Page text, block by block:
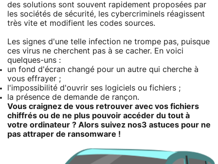
des solutions sont souvent rapidement proposées par
les sociétés de sécurité, les cybercriminels réagissent
très vite et modifient les codes sources.
Les signes d'une telle infection ne trompe pas, puisque
ces virus ne cherchent pas à se cacher. En voici
quelques-uns :
un fond d'écran changé pour un autre qui cherche à
vous effrayer ;
l'impossibilité d'ouvrir ses logiciels ou fichiers ;
la présence de demande de rançon.
Vous craignez de vous retrouver avec vos fichiers
chiffrés ou de ne plus pouvoir accéder du tout à
votre ordinateur ? Alors suivez nos3 astuces pour ne
pas attraper de ransomware !